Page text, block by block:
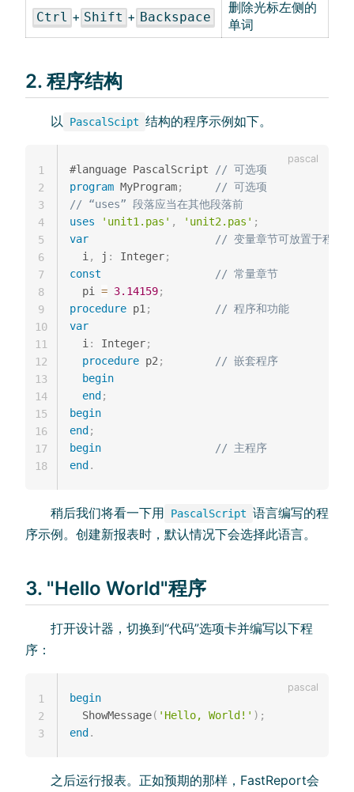
Ctrl + Shift + Backspace
删除光标左侧的
单词
2. 程序结构
以 PascalScipt 结构的程序示例如下。
#language PascalScript
// 可选项
program MyProgram;
// 可选项
// “uses” 段落应当在其他段落前
uses
'unit1.pas' , 'unit2.pas' ;
var
// 变量章节可放置于程序
  i
, j : Integer;
const
// 常量章节
  pi
= 3.14159;
procedure p1 ;
// 程序和功能
var
  i
: Integer;
procedure p2 ;
// 嵌套程序
begin
end ;
begin
end ;
begin
// 主程序
end .
1
2
3
4
5
6
7
8
9
10
11
12
13
14
15
16
17
18
稍后我们将看一下用 PascalScript 语言编写的程
序示例。创建新报表时，默认情况下会选择此语言。
3. "Hello World"程序
打开设计器，切换到“代码”选项卡并编写以下程
序：
begin
  ShowMessage
( 'Hello, World!' ) ;
end .
1
2
3
之后运行报表。正如预期的那样，FastReport会